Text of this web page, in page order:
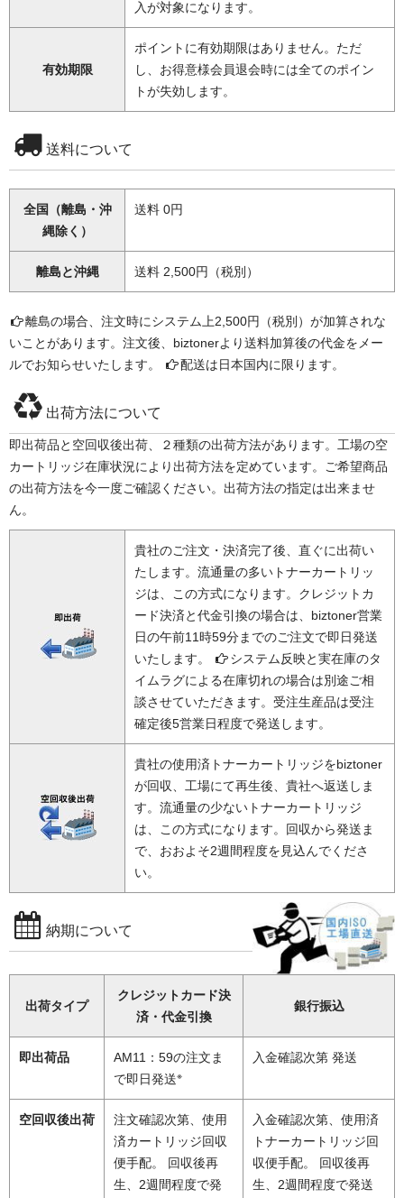
入が対象になります。
有効期限
ポイントに有効期限はありません。ただ
し、お得意様会員退会時には全てのポイン
トが失効します。
送料について
全国（離島・沖
縄除く）
送料 0円
離島と沖縄 送料 2,500円（税別）
離島の場合、注文時にシステム上2,500円（税別）が加算されな
いことがあります。注文後、biztonerより送料加算後の代金をメー
ルでお知らせいたします。
配送は日本国内に限ります。
出荷方法について
即出荷品と空回収後出荷、２種類の出荷方法があります。工場の空
カートリッジ在庫状況により出荷方法を定めています。ご希望商品
の出荷方法を今一度ご確認ください。出荷方法の指定は出来ませ
ん。
貴社のご注文・決済完了後、直ぐに出荷い
たします。流通量の多いトナーカートリッ
ジは、この方式になります。クレジットカ
ード決済と代金引換の場合は、biztoner営業
日の午前11時59分までのご注文で即日発送
いたします。
システム反映と実在庫のタ
イムラグによる在庫切れの場合は別途ご相
談させていただきます。受注生産品は受注
確定後5営業日程度で発送します。
貴社の使用済トナーカートリッジをbiztoner
が回収、工場にて再生後、貴社へ返送しま
す。流通量の少ないトナーカートリッジ
は、この方式になります。回収から発送ま
で、おおよそ2週間程度を見込んでくださ
い。
納期について
出荷タイプ
クレジットカード決
済・代金引換
銀行振込
即出荷品
AM11：59の注文ま
で即日発送※
入金確認次第 発送
空回収後出荷
注文確認次第、使用
済カートリッジ回収
便手配。 回収後再
生、2週間程度で発
入金確認次第、使用済
トナーカートリッジ回
収便手配。 回収後再
生、2週間程度で発送